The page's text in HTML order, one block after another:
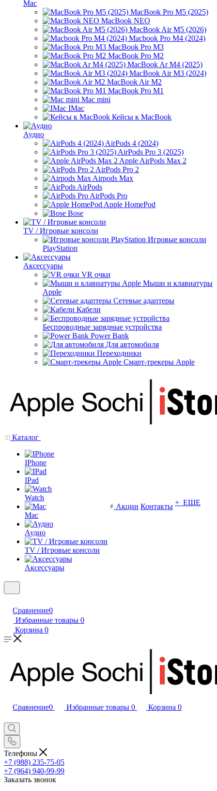
Mac
MacBook Pro M5 (2025)
MacBook NEO
MacBook Air M5 (2026)
Macbook Pro M4 (2024)
MacBook Pro M3
MacBook Pro M2
MacBook Ar M4 (2025)
MacBook Air M3 (2024)
MacBook Air M2
MacBook Pro M1
Mac mini
IMac
Кейсы к MacBook
Аудио
AirPods 4 (2024)
AirPods Pro 3 (2025)
Apple AirPods Max 2
AirPods Pro 2
Airpods Max
AirPods
AirPods Pro
Apple HomePod
Bose
TV / Игровые консоли
Игровые консоли
PlayStation
Аксессуары
VR очки
Мыши и клавиатуры
Apple
Сетевые адаптеры
Кабели
Беспроводные зарядные устройства
Power Bank
Для автомобиля
Переходники
Смарт-трекеры Apple
Каталог
IPhone
IPad
Watch
Mac
Аудио
TV / Игровые консоли
Аксессуары
Акции Контакты + ЕЩЕ
Сравнение0
Избранные товары 0
Корзина 0
Сравнение0 Избранные товары 0 Корзина 0
Телефоны
+7 (988) 235-75-05
+7 (964) 940-99-99
Заказать звонок